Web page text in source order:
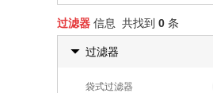
过滤器 信息 共找到 0 条
过滤器
袋式过滤器